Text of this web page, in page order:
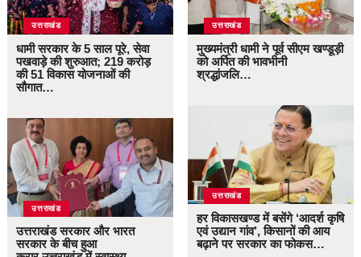
उत्तराखंड
धामी सरकार के 5 साल पूरे, सेवा
पखवाड़े की शुरुआत; 219 करोड़
की 51 विकास योजनाओं की
सौगात…
उत्तराखंड
उत्तराखंड सरकार और भारत
सरकार के बीच हुआ
उत्तराखंड
मुख्यमंत्री धामी ने पूर्व सीएम खण्डूड़ी
को अर्पित की भावभीनी
श्रद्धांजलि…
उत्तराखंड
हर विकासखण्ड में बसेंगे ‘आदर्श कृषि
एवं उद्यान गांव’, किसानों की आय
बढ़ाने पर सरकार का फोकस…